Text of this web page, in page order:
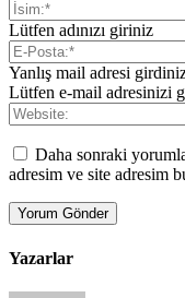
Lütfen adınızı giriniz
Yanlış mail adresi
Lütfen e-mail adresinizi
Daha sonraki
adresim ve site adresim
Yazarlar